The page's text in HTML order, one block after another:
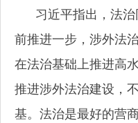
习近平指出，法治
前推进一步，涉外法
在法治基础上推进高
推进涉外法治建设，
基。法治是最好的营